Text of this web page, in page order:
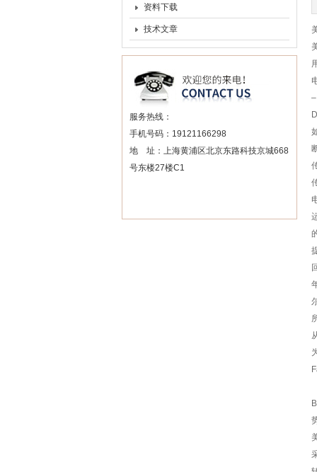
资料下载
技术文章
服务热线：
手机号码：19121166298
地 址：上海黄浦区北京东路科技京城668
号东楼27楼C1